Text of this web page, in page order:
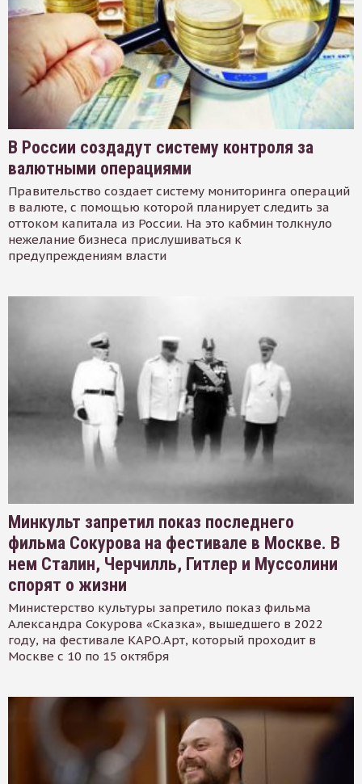
В России создадут систему контроля за
валютными операциями
Правительство создает систему мониторинга операций
в валюте, с помощью которой планирует следить за
оттоком капитала из России. На это кабмин толкнуло
нежелание бизнеса прислушиваться к
предупреждениям власти
Минкульт запретил показ последнего
фильма Сокурова на фестивале в Москве. В
нем Сталин, Черчилль, Гитлер и Муссолини
спорят о жизни
Министерство культуры запретило показ фильма
Александра Сокурова «Сказка», вышедшего в 2022
году, на фестивале КАРО.Арт, который проходит в
Москве с 10 по 15 октября